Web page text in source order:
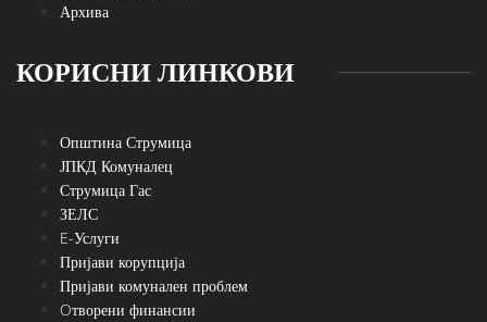
Архива
КОРИСНИ ЛИНКОВИ
Општина Струмица
ЈПКД Комуналец
Струмица Гас
ЗЕЛС
E-Услуги
Пријави корупција
Пријави комунален проблем
Oтворени финансии